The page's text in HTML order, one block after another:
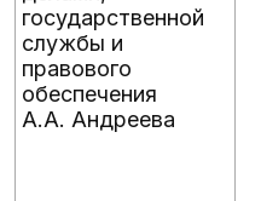
государственной
службы и
правового
обеспечения
А.А. Андреева